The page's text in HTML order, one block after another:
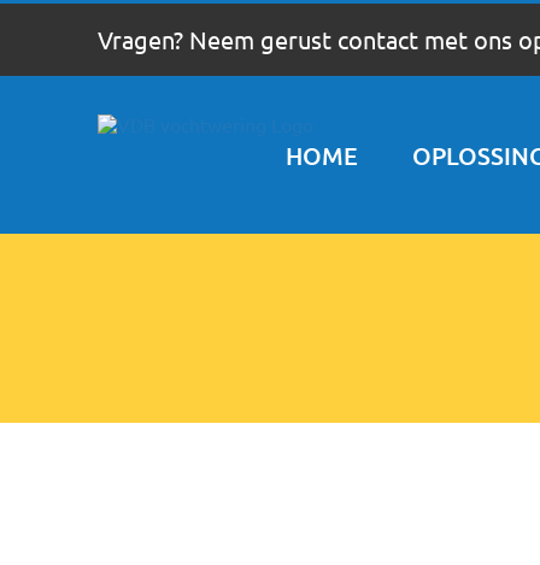
inhoud
Vragen? Neem gerust contact met ons
HOME